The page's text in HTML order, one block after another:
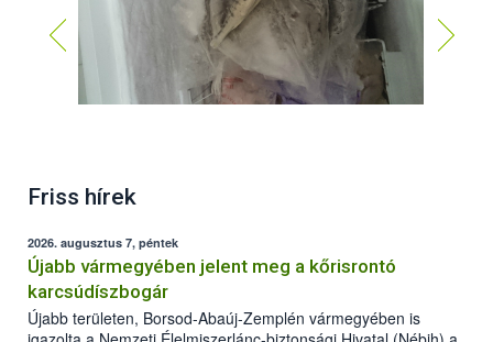
Friss hírek
2026. augusztus 7, péntek
Újabb vármegyében jelent meg a kőrisrontó
karcsúdíszbogár
Újabb területen, Borsod-Abaúj-Zemplén vármegyében is